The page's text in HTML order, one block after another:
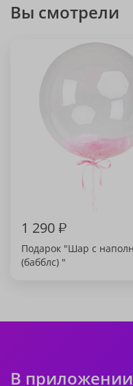
Вы смотрели
1 290₽
Подарок "Шар с
(бабблс) "
В